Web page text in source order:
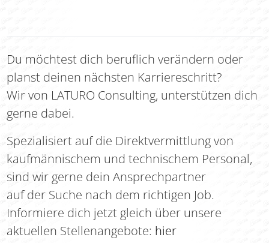
Du möchtest dich beruflich verändern oder
planst deinen nächsten Karriereschritt?
Wir von LATURO Consulting, unterstützen dich
gerne dabei.
Spezialisiert auf die Direktvermittlung von
kaufmännischem und technischem Personal,
sind wir gerne dein Ansprechpartner
auf der Suche nach dem richtigen Job.
Informiere dich jetzt gleich über unsere
aktuellen Stellenangebote: hier